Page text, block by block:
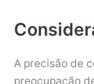
A precisão de
preocupação